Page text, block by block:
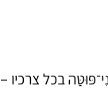
בכל צרכיו –